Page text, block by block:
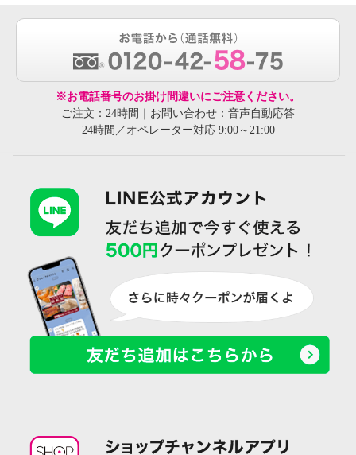
※お電話番号のお掛け間違いにご注意ください。
ご注文：24時間｜お問い合わせ：音声自動応答
24時間／オペレーター対応 9:00～21:00